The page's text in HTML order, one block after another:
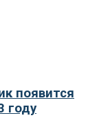
появится
году